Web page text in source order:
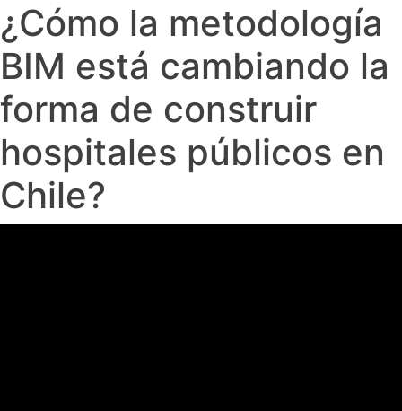
¿Cómo la metodología
BIM está cambiando la
forma de construir
hospitales públicos en
Chile?